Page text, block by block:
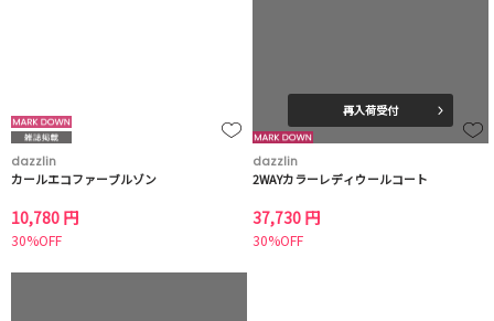
dazzlin
カールエコファーブルゾン
10,780 円
30%OFF
再入荷受付
dazzlin
2WAYカラーレディウールコート
37,730 円
30%OFF